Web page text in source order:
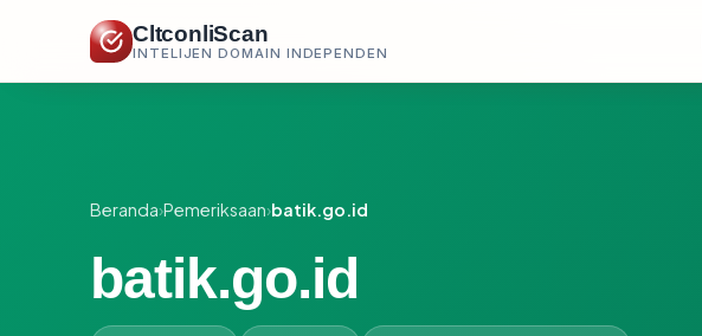
CltconliScan
INTELIJEN DOMAIN INDEPENDEN
Beranda›Pemeriksaan›batik.go.id
batik.go.id